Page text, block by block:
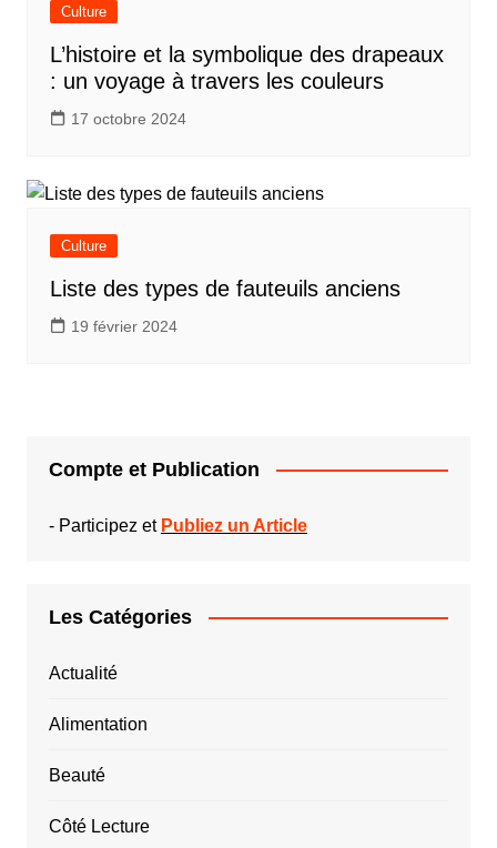
Culture
L’histoire et la symbolique des drapeaux
: un voyage à travers les couleurs
17 octobre 2024
Culture
Liste des types de fauteuils anciens
19 février 2024
Compte et Publication
- Participez et Publiez un Article
Les Catégories
Actualité
Alimentation
Beauté
Côté Lecture